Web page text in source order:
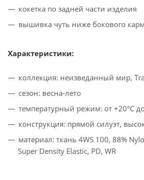
кокетка по задней части изделия
вышивка чуть ниже бокового
Характеристики:
коллекция: неизведанный мир,
сезон: весна-лето
температурный режим: от +20°C
конструкция: прямой силуэт,
материал: ткань 4WS 100, 88%
Super Density Elastic, PD, WR